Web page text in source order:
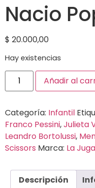
Nacio
$ 20.000,00
Hay existencias
Añadir al
Categoría: Infantil
Franco Pessini,Julieta
Leandro Bortolussi,
Scissors Marca: La
Descripción